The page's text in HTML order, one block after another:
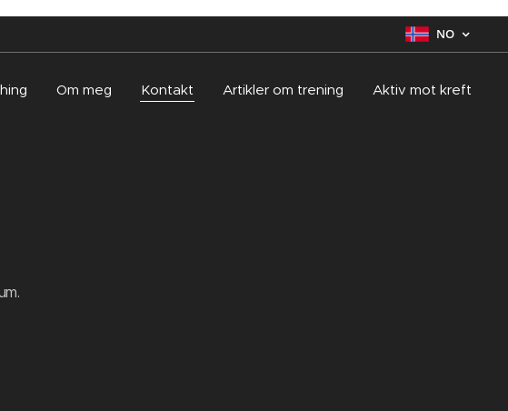
NO
Om meg Kontakt Artikler om trening Aktiv mot kreft